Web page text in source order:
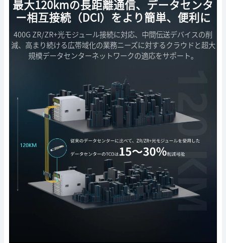
最大120kmの長距離通信、データセンタ
ー相互接続（DCI）をより簡単、便利に
400G ZR/ZR+光モジュール接続に対応、中間伝送デバイスの削
減、高まり続ける広帯域化の業務ニーズに対するクラウドと超大
規模データセンターネットワークの適応をサポート。